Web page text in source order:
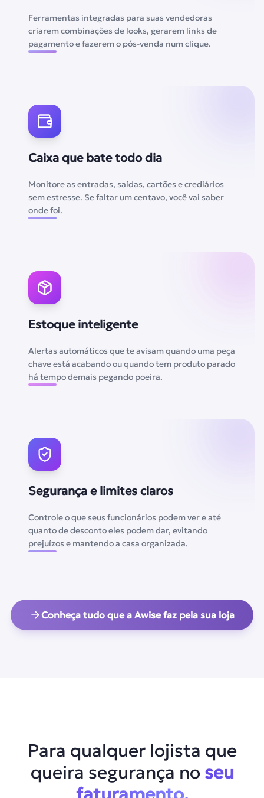
Ferramentas integradas para suas vendedoras
criarem combinações de looks, gerarem links de
pagamento e fazerem o pós-venda num clique.
Caixa que bate todo dia
Monitore as entradas, saídas, cartões e crediários
sem estresse. Se faltar um centavo, você vai saber
onde foi.
Estoque inteligente
Alertas automáticos que te avisam quando uma peça
chave está acabando ou quando tem produto parado
há tempo demais pegando poeira.
Segurança e limites claros
Controle o que seus funcionários podem ver e até
quanto de desconto eles podem dar, evitando
prejuízos e mantendo a casa organizada.
Conheça tudo que a Awise faz pela sua loja
Para qualquer lojista que
queira segurança no seu